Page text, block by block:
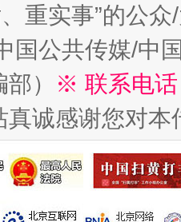
魏明
重实事”的公
国公共传媒/中
）
※ 联系电
真诚感谢您对